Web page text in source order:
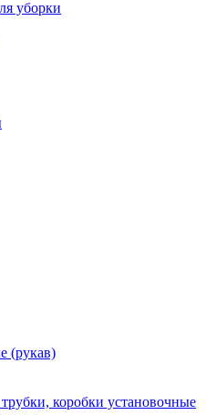
уборки
(рукав)
коробки установочные